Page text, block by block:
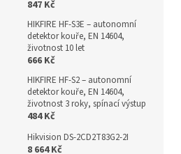
847 Kč
HIKFIRE HF-S3E – autonomní
detektor kouře, EN 14604,
životnost 10 let
666 Kč
HIKFIRE HF-S2 – autonomní
detektor kouře, EN 14604,
životnost 3 roky, spínací výstup
484 Kč
Hikvision DS-2CD2T83G2-2I
8 664 Kč